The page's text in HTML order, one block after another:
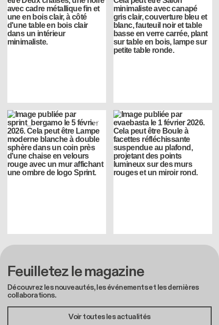
Feuilletez le magazine
Découvrez les nouveautés, les événements et les dernières
collaborations.
Voir toutes les actualités